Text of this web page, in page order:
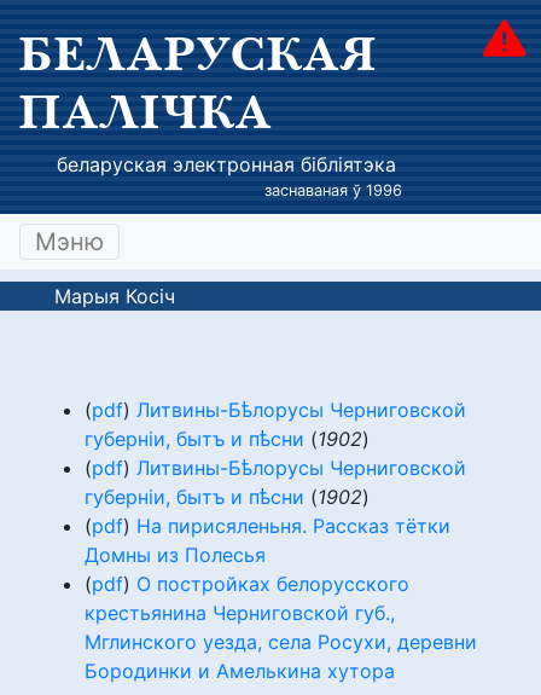
БЕЛАРУСКАЯ
ПАЛІЧКА
беларуская электронная бібліятэка
заснаваная ў 1996
Мэню
Марыя Косіч
(pdf) Литвины-Бѣлорусы Черниговской
губерніи, бытъ и пѣсни (1902)
(pdf) Литвины-Бѣлорусы Черниговской
губерніи, бытъ и пѣсни (1902)
(pdf) На пирисяленьня. Рассказ тётки
Домны из Полесья
(pdf) О постройках белорусского
крестьянина Черниговской губ.,
Мглинского уезда, села Росухи, деревни
Бородинки и Амелькина хутора